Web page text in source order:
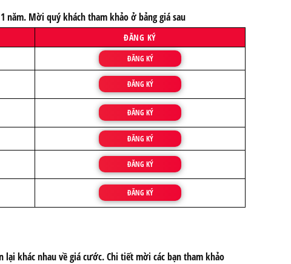
năm. Mời quý khách tham khảo ở bảng giá sau
ĐĂNG KÝ
ĐĂNG KÝ
ĐĂNG KÝ
ĐĂNG KÝ
ĐĂNG KÝ
ĐĂNG KÝ
ĐĂNG KÝ
khác nhau về giá cước. Chi tiết mời các bạn tham khảo